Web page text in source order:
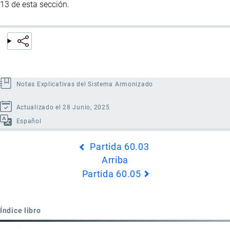
13 de esta sección.
Notas Explicativas del Sistema Armonizado
Actualizado el 28 Junio, 2025
Español
60.04
Partida 60.03
Arriba
Partida 60.05
Índice libro